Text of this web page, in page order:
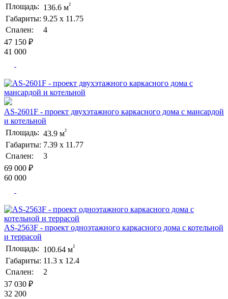
Площадь: 136.6 м²
Габариты: 9.25 х 11.75
Спален:
4
47 150 ₽
41 000
AS-2601F - проект двухэтажного каркасного дома с мансардой
и котельной
Площадь: 43.9 м²
Габариты: 7.39 х 11.77
Спален:
3
69 000 ₽
60 000
AS-2563F - проект одноэтажного каркасного дома с котельной
и террасой
Площадь: 100.64 м²
Габариты: 11.3 х 12.4
Спален:
2
37 030 ₽
32 200